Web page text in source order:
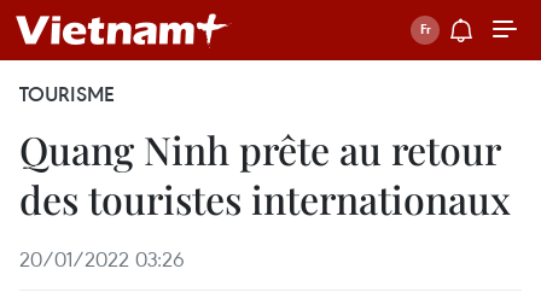
TOURISME
Quang Ninh prête au retour
des touristes internationaux
20/01/2022 03:26